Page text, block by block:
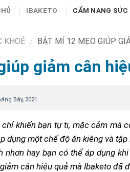
IBAKETO CẨM NANG SỨC
KHOẺ / BẬT MÍ 12 MẸO GIÚP
giảm cân
Bảy, 2021
khiến bạn tự ti, mặc cảm mà
dụng một chế độ ăn kiêng và
nhơn hay bạn có thể áp dụng
cân hiệu quả mà Ibaketo đã